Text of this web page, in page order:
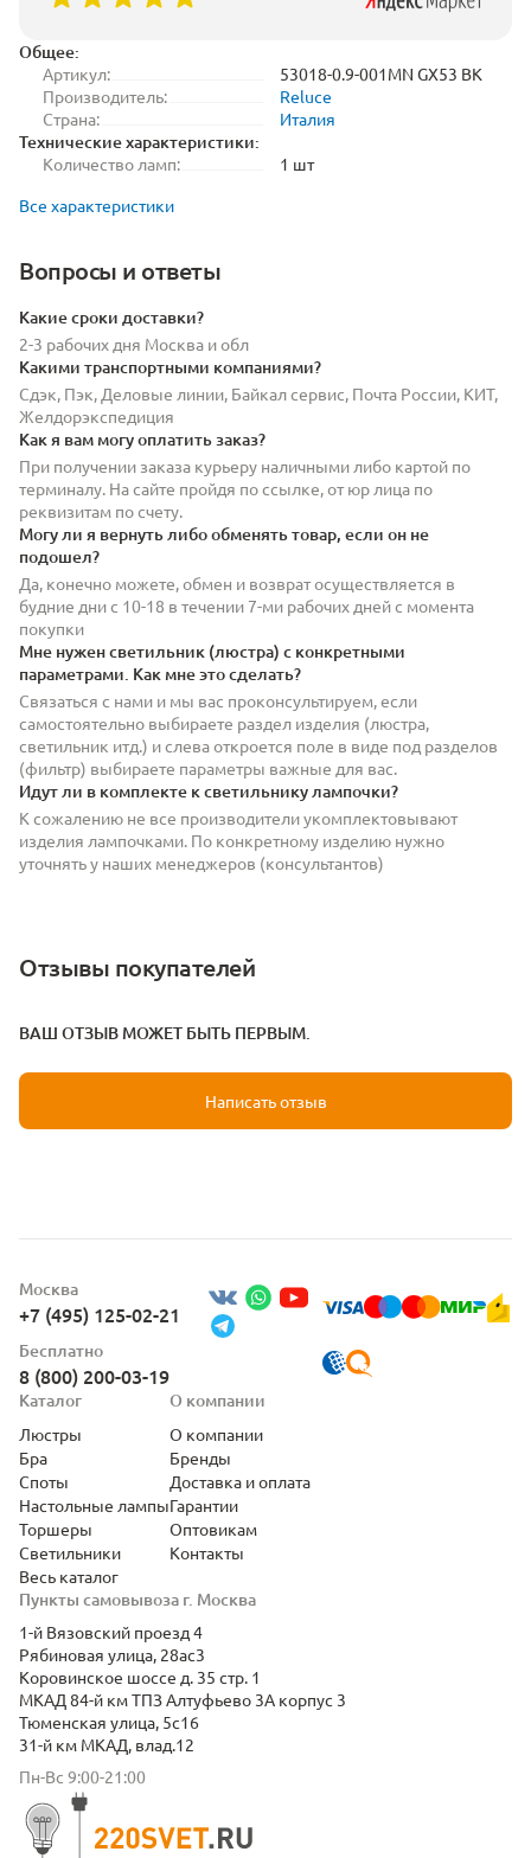
Общее:
Артикул:
53018-0.9-001MN GX53 BK
Производитель:
Reluce
Страна:
Италия
Технические характеристики:
Количество ламп:
1 шт
Все характеристики
Вопросы и ответы
Какие сроки доставки?
2-3 рабочих дня Москва и обл
Какими транспортными компаниями?
Сдэк, Пэк, Деловые линии, Байкал сервис, Почта России, КИТ,
Желдорэкспедиция
Как я вам могу оплатить заказ?
При получении заказа курьеру наличными либо картой по
терминалу. На сайте пройдя по ссылке, от юр лица по
реквизитам по счету.
Могу ли я вернуть либо обменять товар, если он не
подошел?
Да, конечно можете, обмен и возврат осуществляется в
будние дни с 10-18 в течении 7-ми рабочих дней с момента
покупки
Мне нужен светильник (люстра) с конкретными
параметрами. Как мне это сделать?
Связаться с нами и мы вас проконсультируем, если
самостоятельно выбираете раздел изделия (люстра,
светильник итд.) и слева откроется поле в виде под разделов
(фильтр) выбираете параметры важные для вас.
Идут ли в комплекте к светильнику лампочки?
К сожалению не все производители укомплектовывают
изделия лампочками. По конкретному изделию нужно
уточнять у наших менеджеров (консультантов)
Отзывы покупателей
ВАШ ОТЗЫВ МОЖЕТ БЫТЬ ПЕРВЫМ.
Написать отзыв
Москва
+7 (495) 125-02-21
Бесплатно
8 (800) 200-03-19
Пункты самовывоза г. Москва
1-й Вязовский проезд 4
Рябиновая улица, 28ас3
Коровинское шоссе д. 35 стр. 1
МКАД 84-й км ТПЗ Алтуфьево 3А корпус 3
Тюменская улица, 5с16
31-й км МКАД, влад.12
Пн-Вс 9:00-21:00
Каталог
Люстры
Бра
Споты
Настольные лампы
Торшеры
Светильники
Весь каталог
О компании
О компании
Бренды
Доставка и оплата
Гарантии
Оптовикам
Контакты